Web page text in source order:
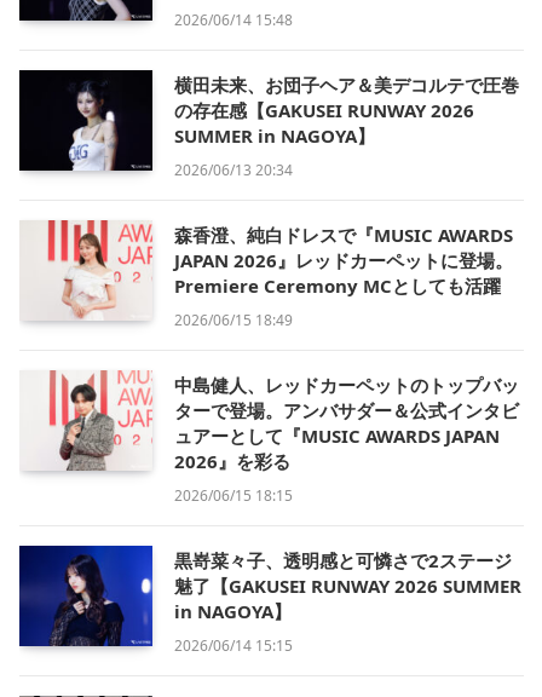
2026/06/14 15:48
横田未来、お団子ヘア＆美デコルテで圧巻
の存在感【GAKUSEI RUNWAY 2026
SUMMER in NAGOYA】
2026/06/13 20:34
森香澄、純白ドレスで『MUSIC AWARDS
JAPAN 2026』レッドカーペットに登場。
Premiere Ceremony MCとしても活躍
2026/06/15 18:49
中島健人、レッドカーペットのトップバッ
ターで登場。アンバサダー＆公式インタビ
ュアーとして『MUSIC AWARDS JAPAN
2026』を彩る
2026/06/15 18:15
黒嵜菜々子、透明感と可憐さで2ステージ
魅了【GAKUSEI RUNWAY 2026 SUMMER
in NAGOYA】
2026/06/14 15:15